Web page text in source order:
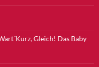
Gleich! Das Baby